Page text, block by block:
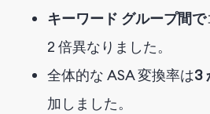
キーワード グループ間で
2 倍異なりました。
全体的な ASA 変換率は3
加しました。